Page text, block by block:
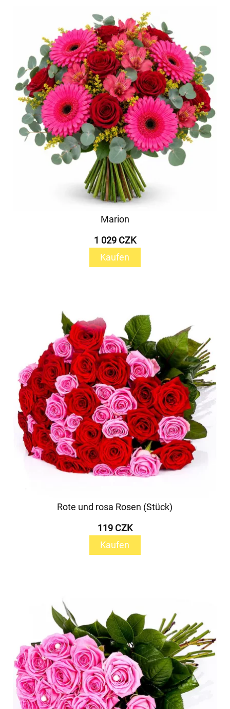
Marion
1 029 CZK
Kaufen
Rote und rosa Rosen (Stück)
119 CZK
Kaufen